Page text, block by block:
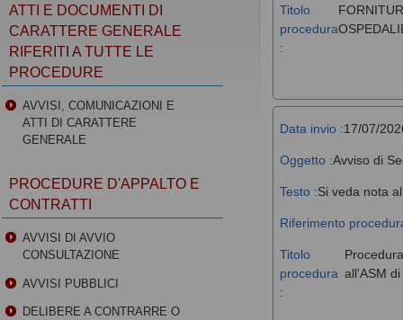
Titolo
procedura
:
Data invio :17/07/
Oggetto :Avviso di
Testo :Si veda nota
Riferimento
Titolo
procedura
:
all'ASM
ATTI E DOCUMENTI DI
CARATTERE GENERALE
RIFERITI A TUTTE LE
PROCEDURE
AVVISI, COMUNICAZIONI E
ATTI DI CARATTERE
GENERALE
PROCEDURE D'APPALTO E
CONTRATTI
AVVISI DI AVVIO
CONSULTAZIONE
AVVISI PUBBLICI
DELIBERE A CONTRARRE O